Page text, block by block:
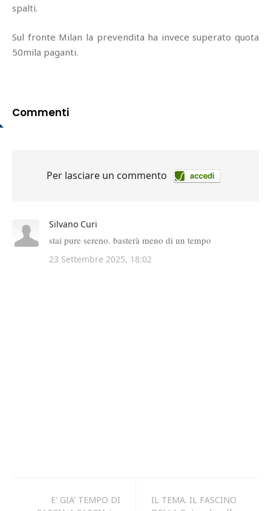
spalti.
Sul fronte Milan la prevendita ha invece superato quota
50mila paganti.
Commenti
E' GIA' TEMPO DI
IL TEMA. IL FASCINO